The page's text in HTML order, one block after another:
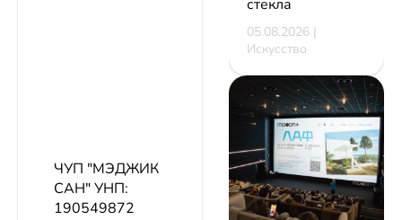
ЧУП "МЭДЖИК
САН"УНП:
190549872
стекла
05.08.2026 |
Искусство